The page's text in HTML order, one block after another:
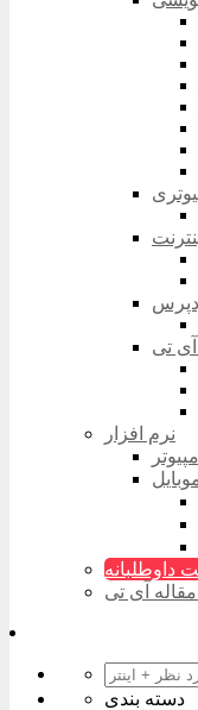
آی تی
نرم افزار
داوطلبانه
مقاله آی تی
دسته بندی